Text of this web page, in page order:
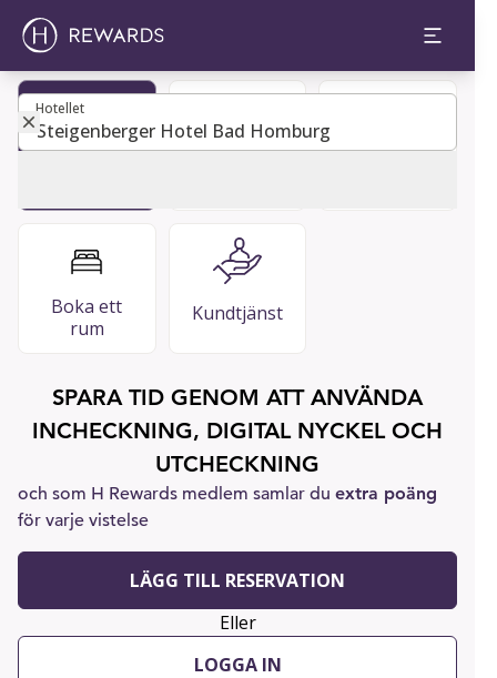
Hotellet
Hotellet
Boka ett
rum
Kundtjänst
SPARA TID GENOM ATT ANVÄNDA
INCHECKNING, DIGITAL NYCKEL OCH
UTCHECKNING
och som H Rewards medlem samlar du extra poäng
för varje vistelse
LÄGG TILL RESERVATION
Eller
LOGGA IN